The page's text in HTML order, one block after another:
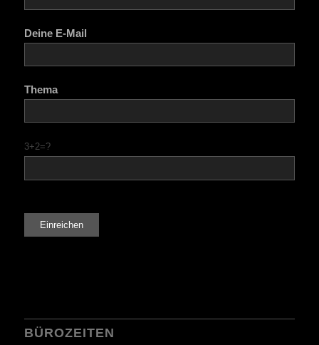
Deine E-Mail
Thema
3+2=?
BÜROZEITEN